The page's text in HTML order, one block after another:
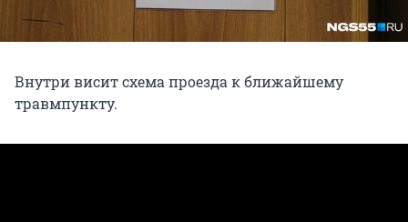
Внутри висит схема проезда к ближайшему
травмпункту.